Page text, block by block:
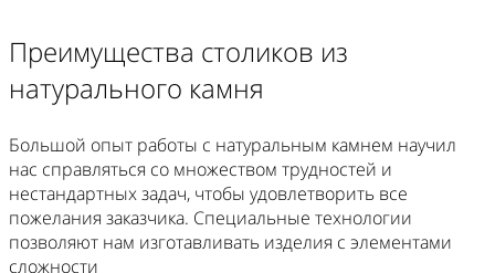
Преимущества столиков из
натурального камня
Большой опыт работы с натуральным камнем научил
нас справляться со множеством трудностей и
нестандартных задач, чтобы удовлетворить все
пожелания заказчика. Специальные технологии
позволяют нам изготавливать изделия с элементами
сложности